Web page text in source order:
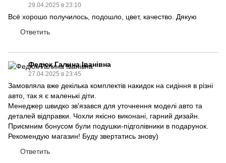
29.04.2025 в 23:10
Всё хорошо получилось, подошло, цвет, качество. Дякую
Ответить
Федюк Галина Іванівна
27.04.2025 в 23:45
Замовляла вже декілька комплектів накидок на сидіння в різні
авто, так я є маленькі діти.
Менеджер швидко зв'язався для уточнення моделі авто та
деталей відправки. Чохли якісно виконані, гарний дизайн.
Приємним бонусом були подушки-підголівники в подарунок.
Рекомендую магазин! Буду звертатись знову)
Ответить